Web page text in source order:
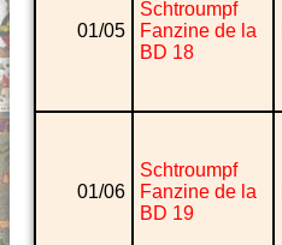
01/05
Schtroumpf
Fanzine de la
BD 18
01/06
Schtroumpf
Fanzine de la
BD 19